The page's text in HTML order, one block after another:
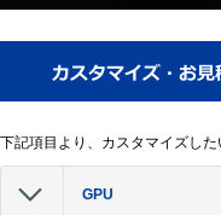
下記項目より、カスタマイズした
GPU